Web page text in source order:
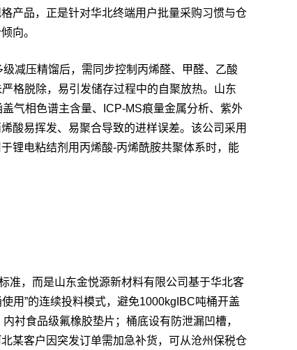
产品，正是针对华北终端用户批量采购习惯与仓
向。
减压精馏后，需同步控制丙烯醛、甲醛、乙酸
格脱除，易引发储存过程中的自聚放热。山东
气相色谱主含量、ICP-MS痕量金属分析、紫外
酸易挥发、易聚合导致的进样误差。该公司采用
锂电粘结剂用丙烯酸-丙烯酰胺共聚体系时，能
准，而是山东金悦源新材料有限公司基于华北客
用”的连续投料模式，避免1000kgIBC吨桶开盖
衬食品级氟橡胶垫片；桶底设有防泄漏凹槽，
某客户因突发订单需加急补货，可从沧州保税仓